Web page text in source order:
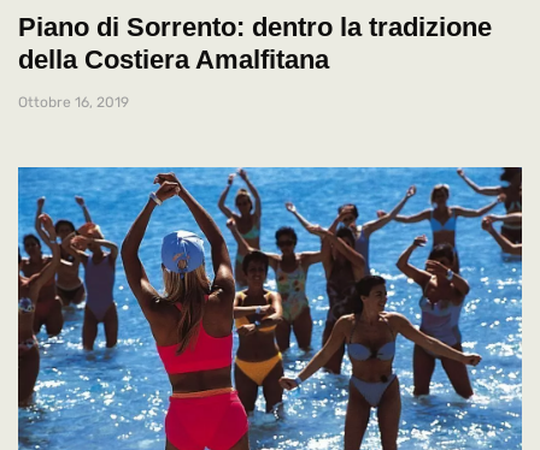
Piano di Sorrento: dentro la tradizione
della Costiera Amalfitana
Ottobre 16, 2019